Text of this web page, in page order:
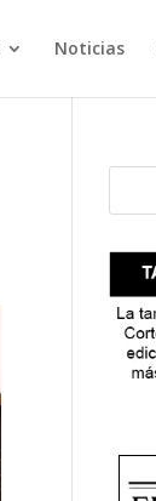
Noticias